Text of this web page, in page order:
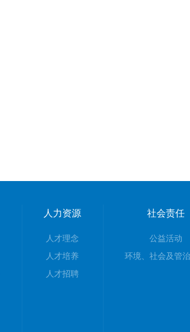
人力资源
人才理念
人才培养
人才招聘
社会责任
公益活动
环境、社会及管